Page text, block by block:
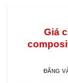
Giá
ĐĂNG